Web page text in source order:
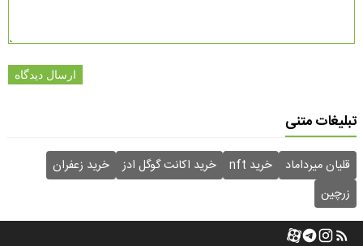
ارسال دیدگاه
تبلیغات متنی
قلیان میرداماد خرید nft خرید اکانت گوگل ادز
خرید زعفران
زرچین